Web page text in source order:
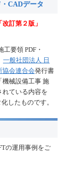
CADデータ
訂第２版」
工要領 PDF・
一般社団法人 日
協会連合会発行書
機械設備工事 施
れている内容を
したものです。
の運用事例をご